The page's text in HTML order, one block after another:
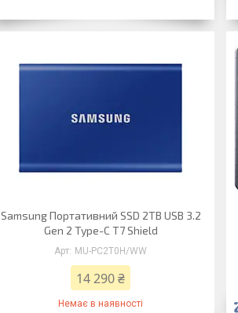
Samsung Портативний SSD 2TB USB 3.2
Gen 2 Type-C T7 Shield
MU-PC2T0H/WW
14 290 ₴
Немає в наявності